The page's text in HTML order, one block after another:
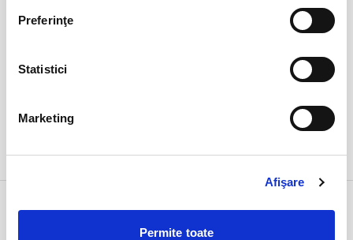
Preferinţe
Statistici
Marketing
Afişare
Permite toate